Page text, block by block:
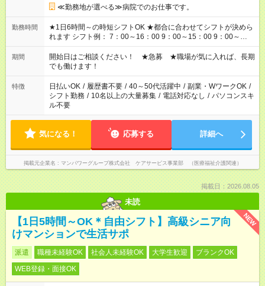
≪勤務地が選べる≫病院でのお仕事です。
勤務時間
★1日6時間～の時短シフトOK ★都合に合わせてシフトが決めら
れます シフト例： 7：00～16：00 9：00～15：00 9：00～
18：00 11：00～20：00 など ※Wワークの場合、他のお仕事と
合わせ週40時間超の就業はご案内できません ※法令に基づき、
週20時間以上勤務は社会保険への加入対象となります ※労働者
派遣法（日雇い派遣の原則禁止）により、短時間・短期間の就
業はご案内が難しい場合があります
期間
開始日はご相談ください！ ★急募 ★職場が気に入れば、長期
でも働けます！
特徴 日払いOK / 履歴書不要 / 40～50代活躍中 / 副業・WワークOK /
シフト勤務 / 10名以上の大量募集 / 電話対応なし / パソコンスキ
ル不要
気になる！ 応募する 詳細へ
掲載元企業名 マンパワーグループ株式会社 ケアサービス事業部 （医療福祉介護関連）
掲載日：2026.08.05
未読
NEW
【1日5時間～OK＊自由シフト】高級シニア向
けマンションで生活サポ
派遣 職種未経験OK 社会人未経験OK 大学生歓迎
ブランクOK
WEB登録・面接OK